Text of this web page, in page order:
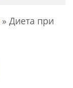
» Диета при